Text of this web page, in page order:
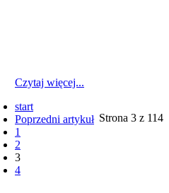
Czytaj więcej...
Strona 3 z 114
start
Poprzedni artykuł
1
2
3
4